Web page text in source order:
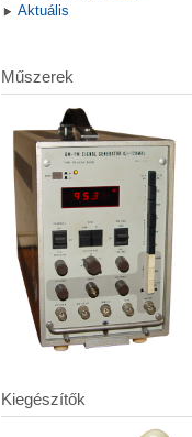
Aktuális
Műszerek
Kiegészítők